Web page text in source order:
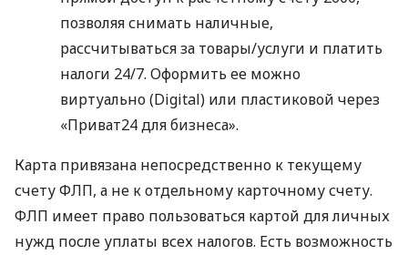
позволяя снимать наличные,
рассчитываться за товары/услуги и платить
налоги 24/7. Оформить ее можно
виртуально (Digital) или пластиковой через
«Приват24 для бизнеса».
Карта привязана непосредственно к текущему
счету ФЛП, а не к отдельному карточному счету.
ФЛП имеет право пользоваться картой для личных
нужд после уплаты всех налогов. Есть возможность